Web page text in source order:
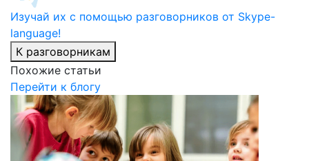
Изучай их с помощью разговорников от Skype-
language!
К разговорникам
Похожие статьи
Перейти к блогу